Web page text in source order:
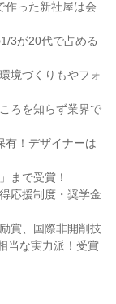
作った新社屋は会
3が20代で占める
境づくりもやフォ
ろを知らず業界で
有！デザイナーは
まで受賞！
応援制度・奨学金
賞、国際非開削技
当な実力派！受賞